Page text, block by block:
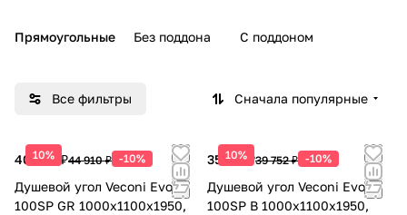
Прямоугольные Без поддона С поддоном
Все фильтры Сначала популярные
10%
40 419 ₽44 910 ₽ -10%
Душевой угол Veconi Evo
100SP GR 1000х1100x1950,
10%
35 777 ₽39 752 ₽ -10%
Душевой угол Veconi Evo
100SP B 1000х1100x1950,